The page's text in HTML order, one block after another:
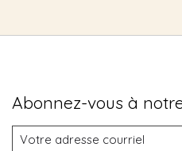
Abonnez-vous à